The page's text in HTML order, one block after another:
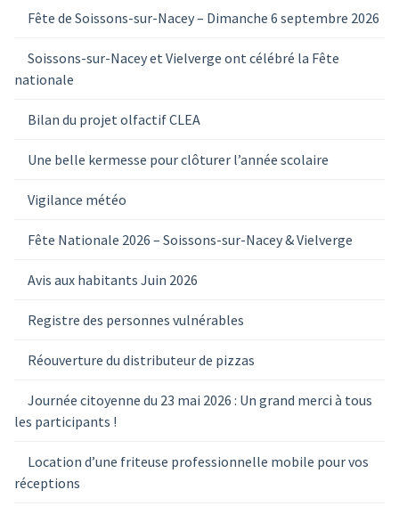
Fête de Soissons-sur-Nacey – Dimanche 6 septembre 2026
Soissons-sur-Nacey et Vielverge ont célébré la Fête
nationale
Bilan du projet olfactif CLEA
Une belle kermesse pour clôturer l’année scolaire
Vigilance météo
Fête Nationale 2026 – Soissons-sur-Nacey & Vielverge
Avis aux habitants Juin 2026
Registre des personnes vulnérables
Réouverture du distributeur de pizzas
Journée citoyenne du 23 mai 2026 : Un grand merci à tous
les participants !
Location d’une friteuse professionnelle mobile pour vos
réceptions